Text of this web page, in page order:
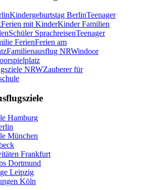
Kindergeburtstag BerlinTeenager
Ferien mit KinderKinder Familien
Schüler SprachreisenTeenager
FerienFerien am
Familienausflug NRWindoor
NRWZauberer für
Hamburg
München
Frankfurt
Dortmund
Leipzig
Köln